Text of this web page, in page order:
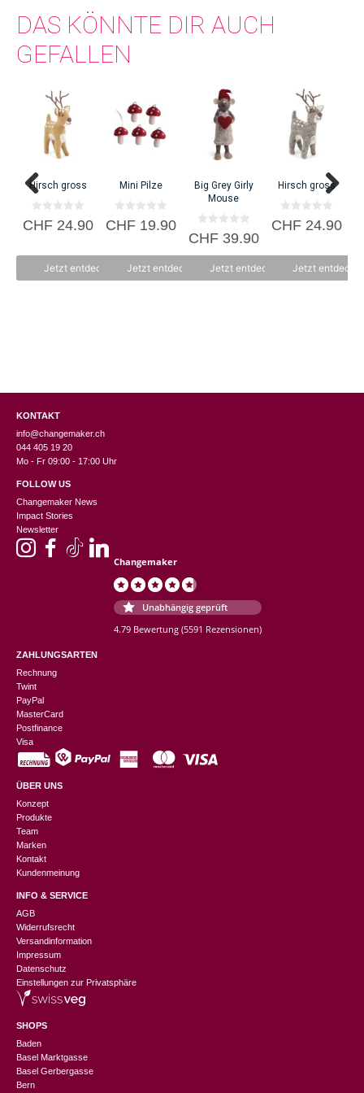
DAS KÖNNTE DIR AUCH
GEFALLEN
Hirsch gross
0
v
CHF24.90
Jetzt entdecken
Mini Pilze
0
v
CHF19.90
Jetzt entdecken
Big Grey Girly
Mouse
0
v
CHF39.90
Jetzt entdecken
Hirsch gross
0
v
CHF24.90
Jetzt
KONTAKT
info@changemaker.ch
044 405 19 20
Mo - Fr 09:00 - 17:00 Uhr
FOLLOW US
Changemaker News
Impact Stories
Newsletter
Changemaker
Unabhängig geprüft
4.79 Bewertung (5591 Rezensionen)
ZAHLUNGSARTEN
Rechnung
Twint
PayPal
MasterCard
Postfinance
Visa
ÜBER UNS
Konzept
Produkte
Team
Marken
Kontakt
Kundenmeinung
INFO & SERVICE
AGB
Widerrufsrecht
Versandinformation
Impressum
Datenschutz
Einstellungen zur Privatsphäre
SHOPS
Baden
Basel Marktgasse
Basel Gerbergasse
Bern